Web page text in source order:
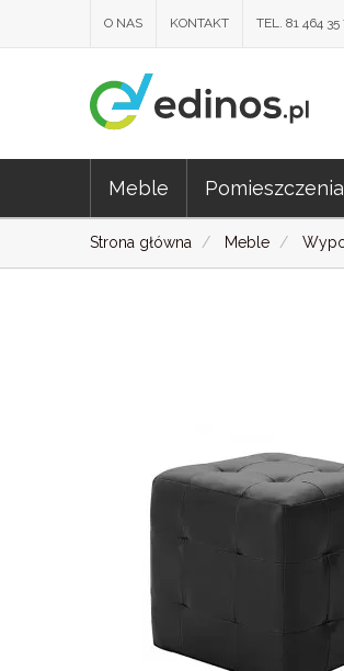
O NAS KONTAKT TEL. 81 464
Meble Pomieszczenia
Strona główna Meble